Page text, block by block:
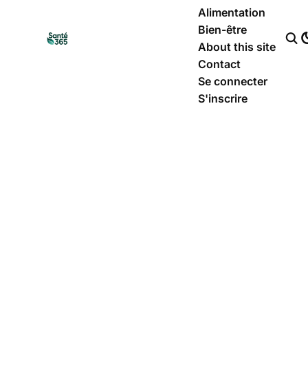
Alimentation
Bien-être
About this site
Contact
Se connecter
S'inscrire